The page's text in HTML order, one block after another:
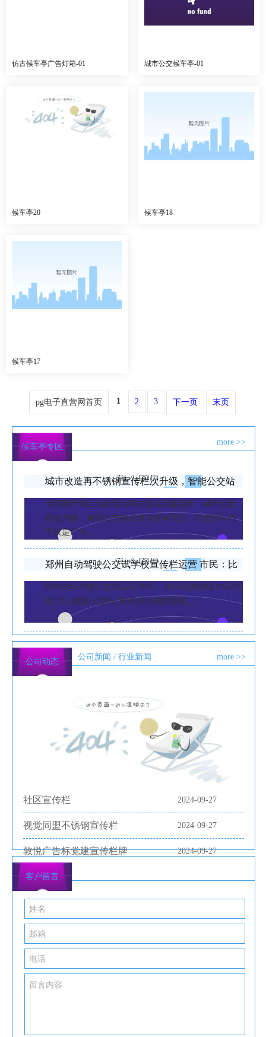
仿古候车亭广告灯箱-01 城市公交候车亭-01
候车亭20 候车亭18
候车亭17
pg电子直营网首页 1 2 3 下一页 末页
候车亭专区
more >>
城市改造再不锈钢宣传栏次升级，智能公交站
华西都市网企业频道为网友提供鸿鑫嘉和：城市改造
再次升级，智能公交站台成为改革焦点：公交候车亭
不仅是广大...
郑州自动驾驶公交试学校宣传栏运营 市民：比
郑州自动驾驶公交试运营 市民：比司机操控稳 自动驾
驶,无人驾驶,公交车,郑州,自动驾驶系统...
加查单立柱制文化宣传栏作公司终端工厂
市公交公司：聚焦重宣传栏厂家点抓培训 强化
责任促生产
授课讲师向大家详细讲解了急救的重要性和心肺复苏
的技术要点，确保公交车长熟练掌握心肺复苏的基本
路中式公交专用道减广告灯箱多少钱一个少 路
侧式公交站台成主流
路、人民路、东风路、广福路等城市主干道发现 路中
式公交专用道减少 路侧式公交站台成主流 根据今年6
月发布的《前兴路延长线（...
海河教育园区智能网联路牌公交常态化开放运
智能网联公交亮相。 本报记者张立摄 天津北方网讯：
汽车测试道...
公司动态
公司新闻 / 行业新闻 more >>
社区宣传栏 2024-09-27
视觉同盟不锈钢宣传栏 2024-09-27
敦悦广告标党建宣传栏牌 2024-09-27
客户留言